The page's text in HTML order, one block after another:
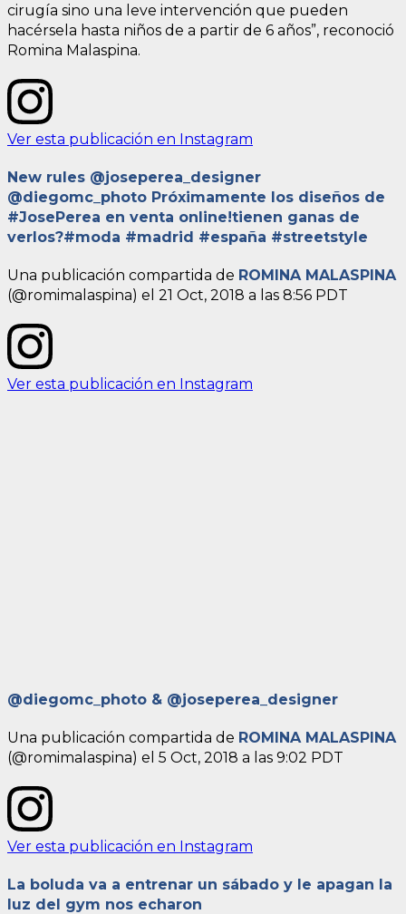
cirugía sino una leve intervención que pueden
hacérsela hasta niños de a partir de 6 años”, reconoció
Romina Malaspina.
Ver esta publicación en Instagram
New rules @joseperea_designer
@diegomc_photo Próximamente los diseños de
#JosePerea en venta online!tienen ganas de
verlos?#moda #madrid #españa #streetstyle
Una publicación compartida de ROMINA MALASPINA
(@romimalaspina) el 21 Oct, 2018 a las 8:56 PDT
Ver esta publicación en Instagram
@diegomc_photo & @joseperea_designer
Una publicación compartida de ROMINA MALASPINA
(@romimalaspina) el 5 Oct, 2018 a las 9:02 PDT
Ver esta publicación en Instagram
La boluda va a entrenar un sábado y le apagan la
luz del gym nos echaron